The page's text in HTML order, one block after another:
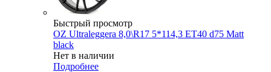
Быстрый просмотр
OZ Ultraleggera 8,0\R17 5*114,3 ET40 d75 Matt
black
Нет в наличии
Подробнее